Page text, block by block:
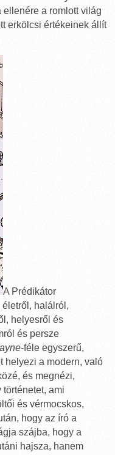
a romlott világ
erkölcsi értékeinek állít
A Prédikátor
halálról,
helyesről és
és persze
-féle egyszerű,
helyezi a modern, való
és megnézi,
ami
és vérmocskos,
hogy az író a
szájba, hogy a
hajsza, hanem